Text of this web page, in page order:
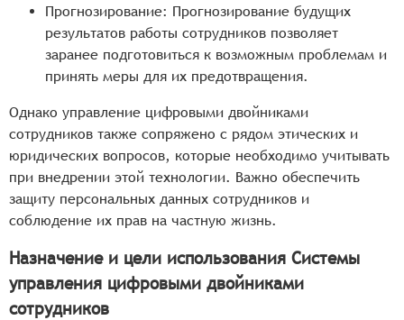
Прогнозирование: Прогнозирование будущих
результатов работы сотрудников позволяет
заранее подготовиться к возможным проблемам и
принять меры для их предотвращения.
Однако управление цифровыми двойниками
сотрудников также сопряжено с рядом этических и
юридических вопросов, которые необходимо учитывать
при внедрении этой технологии. Важно обеспечить
защиту персональных данных сотрудников и
соблюдение их прав на частную жизнь.
Назначение и цели использования Системы
управления цифровыми двойниками
сотрудников